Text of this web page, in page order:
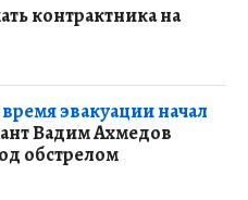
контрактника на
эвакуации начал
Вадим Ахмедов
обстрелом